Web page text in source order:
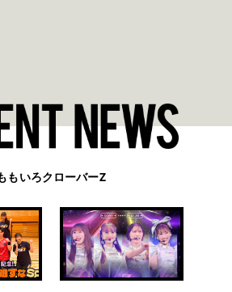
もいろクローバーZ